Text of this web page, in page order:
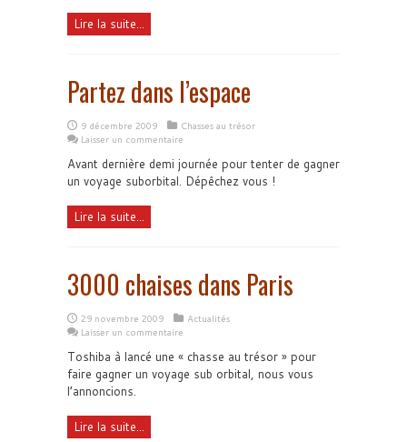
Lire la suite...
Partez dans l’espace
9 décembre 2009
Chasses au trésor
Laisser un commentaire
Avant dernière demi journée pour tenter de gagner
un voyage suborbital. Dépêchez vous !
Lire la suite...
3000 chaises dans Paris
29 novembre 2009
Actualités
Laisser un commentaire
Toshiba à lancé une « chasse au trésor » pour
faire gagner un voyage sub orbital, nous vous
l’annoncions.
Lire la suite...